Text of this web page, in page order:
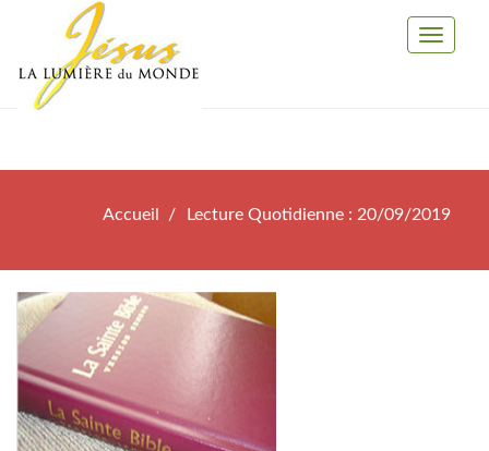
Toggle
Accueil Lecture Quotidienne : 20/09/2019